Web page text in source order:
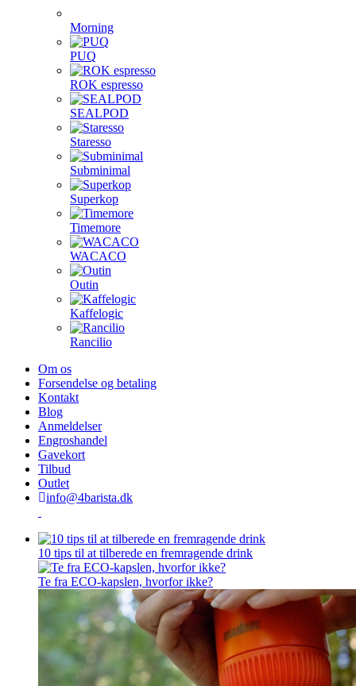
Morning
PUQ
ROK espresso
SEALPOD
Staresso
Subminimal
Superkop
Timemore
WACACO
Outin
Kaffelogic
Rancilio
Om os
Forsendelse og betaling
Kontakt
Blog
Anmeldelser
Engroshandel
Gavekort
Tilbud
Outlet
info@4barista.dk
10 tips til at tilberede en fremragende drink
Te fra ECO-kapslen, hvorfor ikke?